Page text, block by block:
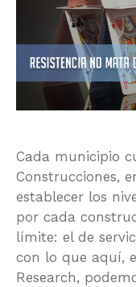
Cada municipio
Construcciones,
establecer los
por cada
límite: el de
con lo que aquí,
Research,